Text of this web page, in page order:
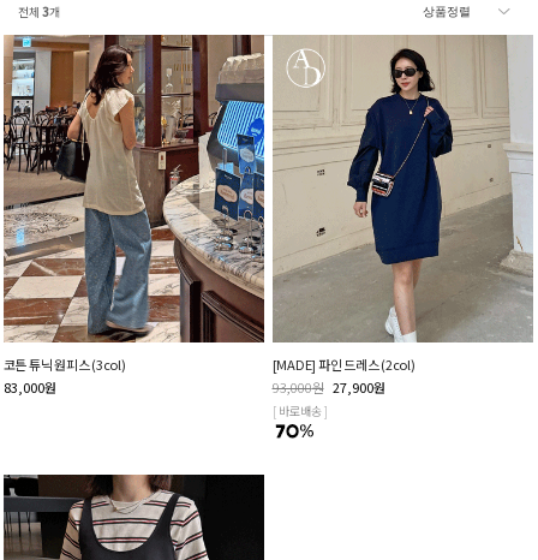
전체 3개
코튼 튜닉 원피스 (3col)
83,000원
[MADE] 파인 드레스 (2col)
93,000원 27,900원
[ 바로배송 ]